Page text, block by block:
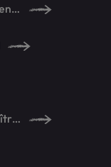
Sarpi Remediation - Votre partenaire en dépollution
SIRE - Une solution innovante pour maîtriser l'infestation de rattus norvegicus